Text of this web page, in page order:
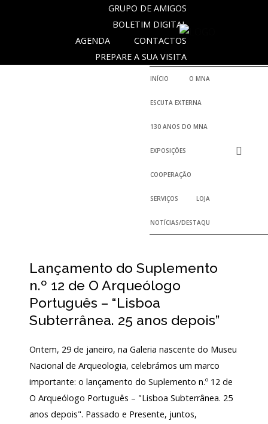
O
Acordos
e
Protocolos
de
colaboração
Público
e
voluntariado
Login
GRUPO DE AMIGOS
BOLETIM DIGITAL
CONTACTOS
AGENDA
PREPARE A SUA VISITA
INÍCIO O MNA
ESCUTA EXTERNA
130 ANOS DO MNA
EXPOSIÇÕES
COOPERAÇÃO
SERVIÇOS LOJA
NOTÍCIAS/DESTAQUES
Lançamento do Suplemento
n.º 12 de O Arqueólogo
Português – “Lisboa
Subterrânea. 25 anos depois”
Ontem, 29 de janeiro, na Galeria nascente do Museu
Nacional de Arqueologia, celebrámos um marco
importante: o lançamento do Suplemento n.º 12 de
O Arqueólogo Português – "Lisboa Subterrânea. 25
anos depois". Passado e Presente, juntos,